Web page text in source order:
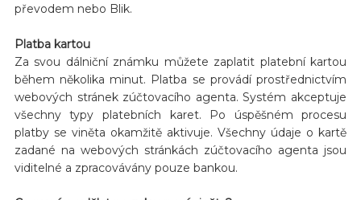
převodem nebo Blik.
Platba kartou
Za svou dálniční známku můžete zaplatit platební kartou
během několika minut. Platba se provádí prostřednictvím
webových stránek zúčtovacího agenta. Systém akceptuje
všechny typy platebních karet. Po úspěšném procesu
platby se viněta okamžitě aktivuje. Všechny údaje o kartě
zadané na webových stránkách zúčtovacího agenta jsou
viditelné a zpracovávány pouze bankou.